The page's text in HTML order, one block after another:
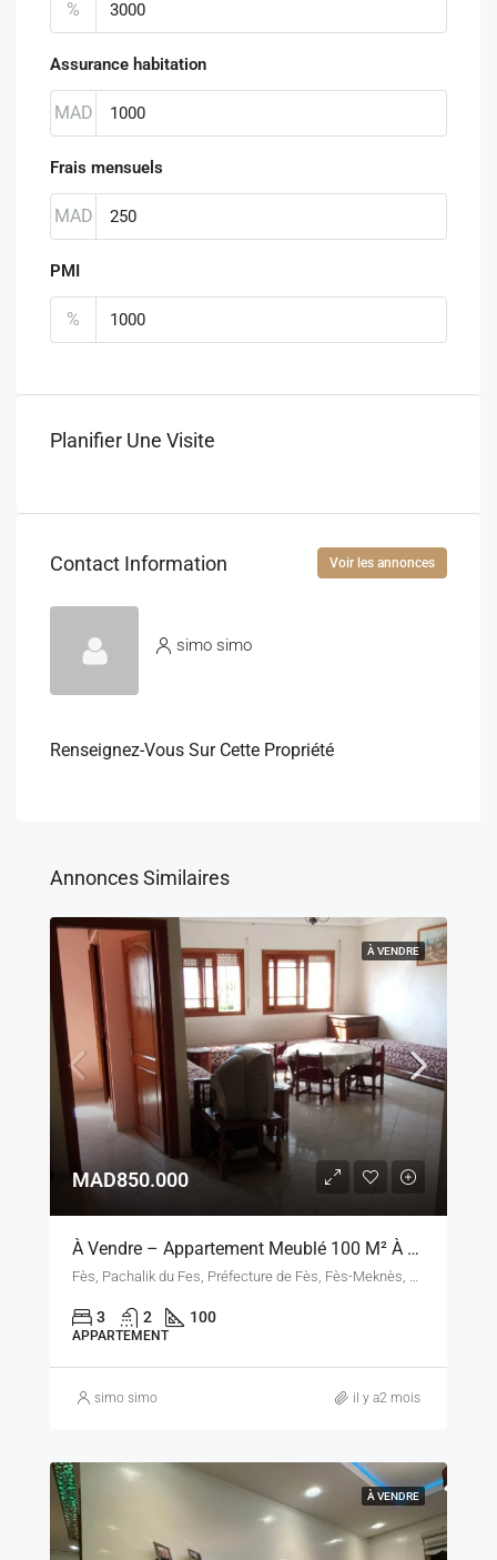
%
Assurance habitation
MAD
Frais mensuels
MAD
PMI
%
Planifier Une Visite
Contact Information Voir les annonces
simo simo
Renseignez-Vous Sur Cette Propriété
Annonces Similaires
À VENDRE
MAD850.000
À Vendre – Appartement Meublé 100 M² À Fès, Proche Centre-Ville
3 2 100
APPARTEMENT
simo simo il y a2 mois
À VENDRE